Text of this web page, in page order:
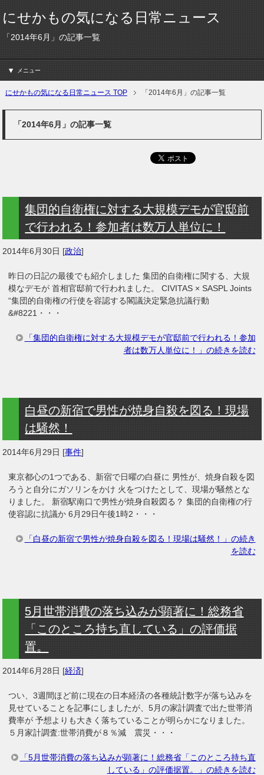
にせかもの気になる日常ニュース
「2014年6月」の記事一覧
メニュー
にせかもの気になる日常ニュース TOP 「2014年6月」の記事一覧
「2014年6月」の記事一覧
集団的自衛権に対する大規模デモが官邸前
で行われる！参加者は数万人単位に！
2014年6月30日 [政治]
昨日の日記の最後でも紹介しました 集団的自衛権に関する、大規
模なデモが 首相官邸前で行われました。 CIVITAS × SASPL Joints
“集団的自衛権の行使を容認する閣議決定緊急抗議行動
&#8221・・・
「集団的自衛権に対する大規模デモが官邸前で行われる！参加
者は数万人単位に！」の続きを読む
白昼の新宿で男性が焼身自殺を図る！現場
は騒然！
2014年6月29日 [事件]
東京都心の1つである、新宿で日曜の白昼に 男性が、焼身自殺を図
ろうと自分にガソリンをかけ 火をつけたとして、現場が騒然とな
りました。 新宿駅南口で男性が焼身自殺図る？ 集団的自衛権の行
使容認に抗議か 6月29日午後1時2・・・
「白昼の新宿で男性が焼身自殺を図る！現場は騒然！」の続き
を読む
5月世帯消費の落ち込みが顕著に！総務省
「このところ持ち直している」の評価据
置。
2014年6月28日 [経済]
つい、3週間ほど前に現在の日本経済の各種統計数字が落ち込みを
見せていることを記事にしましたが、5月の家計調査で出た世帯消
費率が 予想よりも大きく落ちていることが明らかになりました。
５月家計調査:世帯消費が８％減 震災・・・
「5月世帯消費の落ち込みが顕著に！総務省「このところ持ち直
している」の評価据置。」の続きを読む